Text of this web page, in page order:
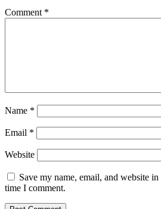
Comment *
Name *
Email *
Website
Save my name, email, and website
time I comment.